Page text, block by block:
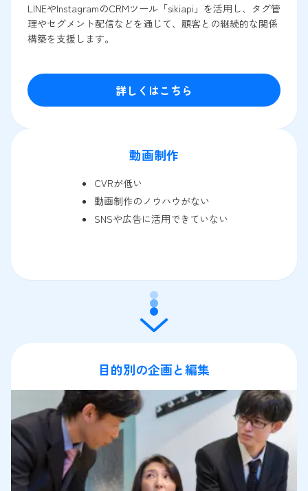
LINEやInstagramのCRMツール「sikiapi」を活用し、タグ管
理やセグメント配信などを通じて、顧客との継続的な関係
構築を支援します。
詳しくはこちら
動画制作
CVRが低い
動画制作のノウハウがない
SNSや広告に活用できていない
目的別の企画と編集